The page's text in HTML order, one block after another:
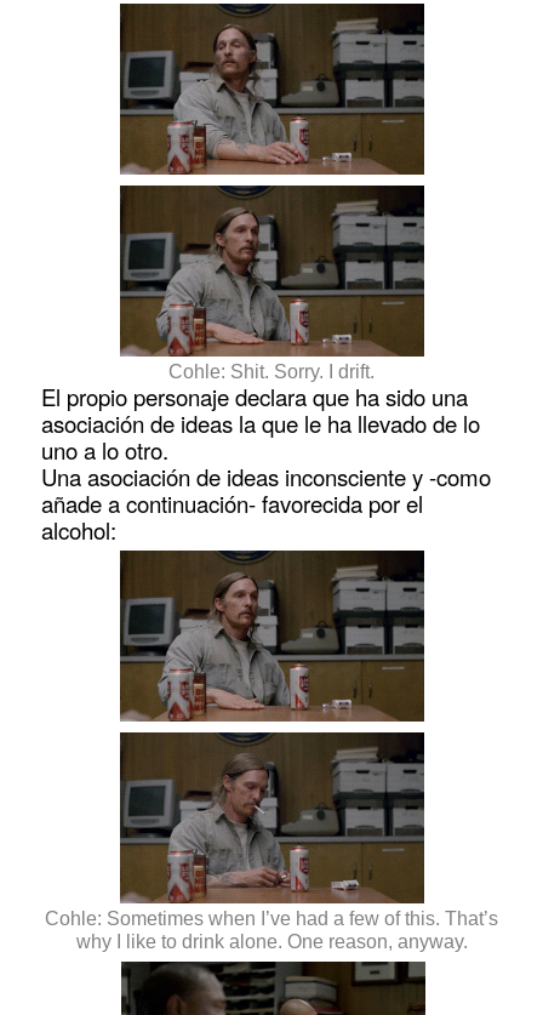
Cohle: Shit. Sorry. I drift.
El propio personaje declara que ha sido una
asociación de ideas la que le ha llevado de lo
uno a lo otro.
Una asociación de ideas inconsciente y -como
añade a continuación- favorecida por el
alcohol:
Cohle: Sometimes when I’ve had a few of this. That’s
why I like to drink alone. One reason, anyway.